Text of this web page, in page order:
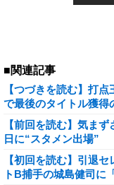
■関連記事
【つづきを読む】打
で最後のタイトル獲得
【前回を読む】気ま
日に“スタメン出場”
【初回を読む】引退
トB捕手の城島健司に